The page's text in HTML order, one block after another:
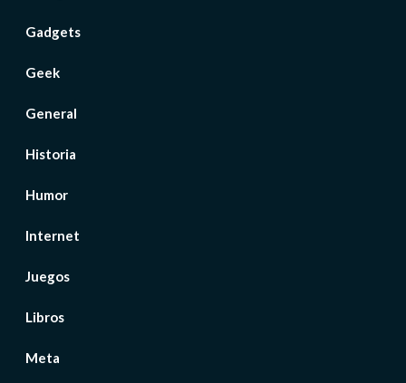
Gadgets
Geek
General
Historia
Humor
Internet
Juegos
Libros
Meta